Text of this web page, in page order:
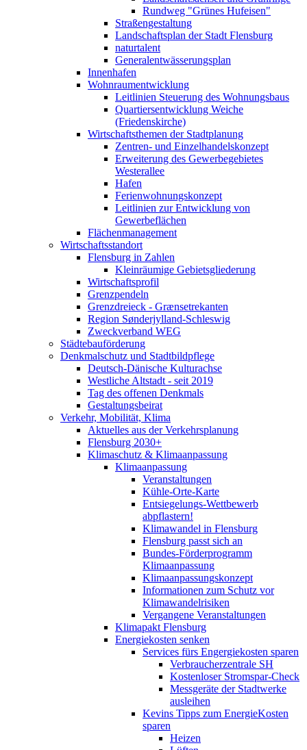
Rundweg "Grünes Hufeisen"
Straßengestaltung
Landschaftsplan der Stadt Flensburg
naturtalent
Generalentwässerungsplan
Innenhafen
Wohnraumentwicklung
Leitlinien Steuerung des Wohnungsbaus
Quartiersentwicklung Weiche
(Friedenskirche)
Wirtschaftsthemen der Stadtplanung
Zentren- und Einzelhandelskonzept
Erweiterung des Gewerbegebietes
Westerallee
Hafen
Ferienwohnungskonzept
Leitlinien zur Entwicklung von
Gewerbeflächen
Flächenmanagement
Wirtschaftsstandort
Flensburg in Zahlen
Kleinräumige Gebietsgliederung
Wirtschaftsprofil
Grenzpendeln
Grenzdreieck - Grænsetrekanten
Region Sønderjylland-Schleswig
Zweckverband WEG
Städtebauförderung
Denkmalschutz und Stadtbildpflege
Deutsch-Dänische Kulturachse
Westliche Altstadt - seit 2019
Tag des offenen Denkmals
Gestaltungsbeirat
Verkehr, Mobilität, Klima
Aktuelles aus der Verkehrsplanung
Flensburg 2030+
Klimaschutz & Klimaanpassung
Klimaanpassung
Veranstaltungen
Kühle-Orte-Karte
Entsiegelungs-Wettbewerb
abpflastern!
Klimawandel in Flensburg
Flensburg passt sich an
Bundes-Förderprogramm
Klimaanpassung
Klimaanpassungskonzept
Informationen zum Schutz vor
Klimawandelrisiken
Vergangene Veranstaltungen
Klimapakt Flensburg
Energiekosten senken
Services fürs Engergiekosten sparen
Verbraucherzentrale SH
Kostenloser Stromspar-Check
Messgeräte der Stadtwerke
ausleihen
Kevins Tipps zum EnergieKosten
sparen
Heizen